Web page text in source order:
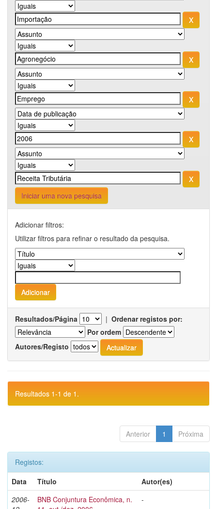
Iniciar uma nova pesquisa
Adicionar filtros:
Utilizar filtros para refinar o resultado da pesquisa.
Resultados/Página | Ordenar registos por:
Por ordem
Autores/Registo
Resultados 1-1 de 1.
Anterior 1 Próxima
Registos:
Data
Título
Autor(es)
2006-
BNB Conjuntura Econômica, n.
-